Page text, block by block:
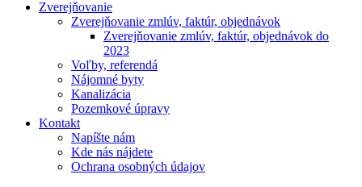
Zverejňovanie
Zverejňovanie zmlúv, faktúr, objednávok
Zverejňovanie zmlúv, faktúr, objednávok do
2023
Voľby, referendá
Nájomné byty
Kanalizácia
Pozemkové úpravy
Kontakt
Napíšte nám
Kde nás nájdete
Ochrana osobných údajov